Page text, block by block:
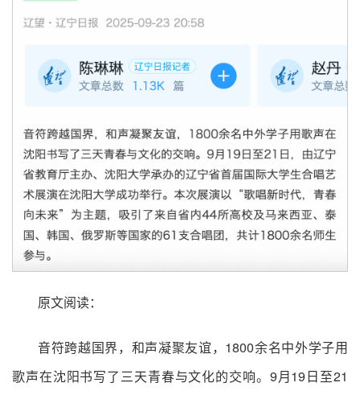
原文阅读：
音符跨越国界，和声凝聚友谊，1800余名中外学子用
歌声在沈阳书写了三天青春与文化的交响。9月19日至21